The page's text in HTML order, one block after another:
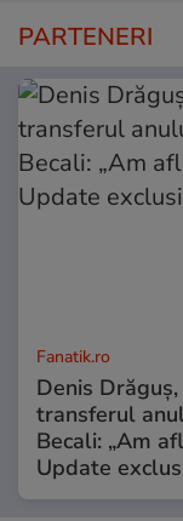
PARTENERI
Fanatik.ro
Denis Drăguș,
transferul
Becali: „Am
Update